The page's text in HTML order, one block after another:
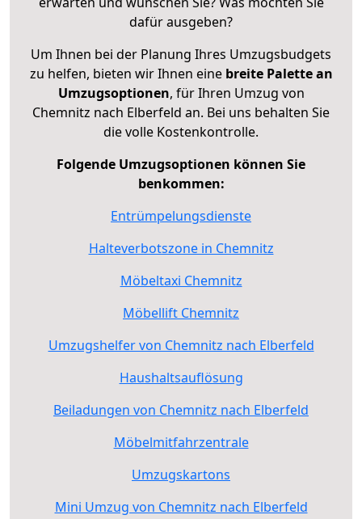
dafür ausgeben?
Um Ihnen bei der Planung Ihres Umzugsbudgets
zu helfen, bieten wir Ihnen eine breite Palette an
Umzugsoptionen, für Ihren Umzug von
Chemnitz nach Elberfeld an. Bei uns behalten Sie
die volle Kostenkontrolle.
Folgende Umzugsoptionen können Sie
benkommen:
Entrümpelungsdienste
Halteverbotszone in Chemnitz
Möbeltaxi Chemnitz
Möbellift Chemnitz
Umzugshelfer von Chemnitz nach Elberfeld
Haushaltsauflösung
Beiladungen von Chemnitz nach Elberfeld
Möbelmitfahrzentrale
Umzugskartons
Mini Umzug von Chemnitz nach Elberfeld